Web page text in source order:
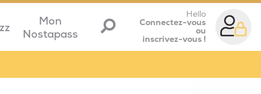
Mon
Nostapass
Hello
Connectez-vous
ou
inscrivez-vous !